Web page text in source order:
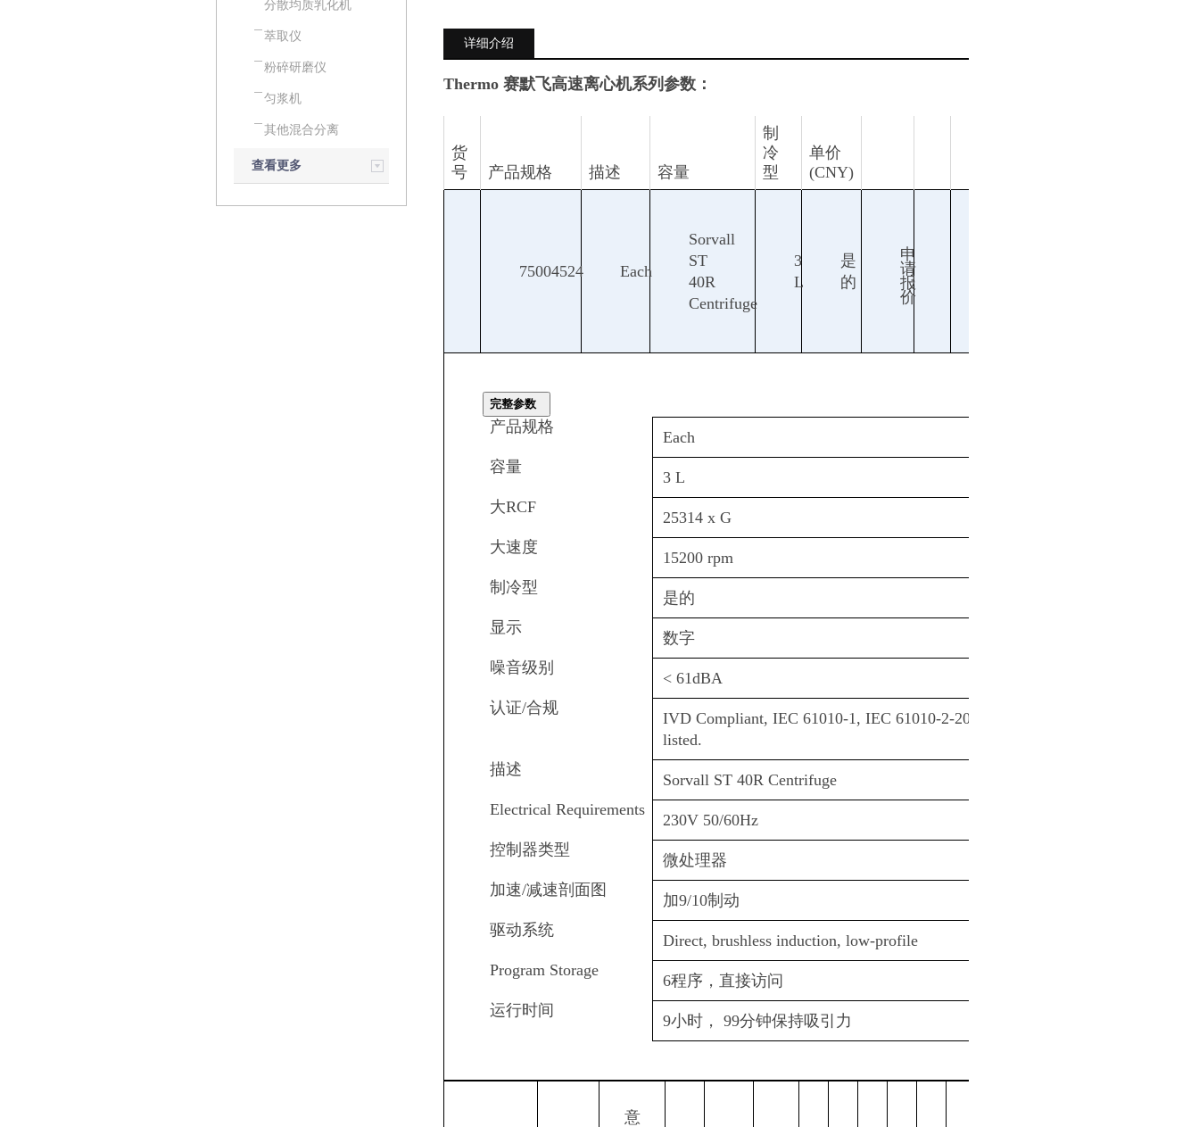
分散均质乳化机
萃取仪
粉碎研磨仪
匀浆机
其他混合分离
查看更多
详细介绍
Thermo 赛默飞高速离心机系列 参数：
货
号
产品规格 描述 容量
制
冷
型
单价
(CNY)
75004524 Each
Sorvall
ST
40R
Centrifuge
3
L
是
的
申
请
报
价
完整参数
产品规格
Each
容量
3 L
大RCF
25314 x G
大速度
15200 rpm
制冷型
是的
显示
数字
噪音级别
< 61dBA
认证/合规
IVD Compliant, IEC 61010-1, IEC 61010-2-202, IEC 61010-2-101. CSA,
listed.
描述
Sorvall ST 40R Centrifuge
Electrical Requirements
230V 50/60Hz
控制器类型
微处理器
加速/减速剖面图
加9/10制动
驱动系统
Direct, brushless induction, low-profile
Program Storage
6程序，直接访问
运行时间
9小时， 99分钟保持吸引力
意